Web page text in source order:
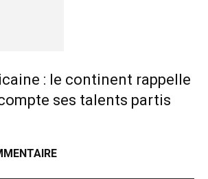
: le continent rappelle
ses talents partis